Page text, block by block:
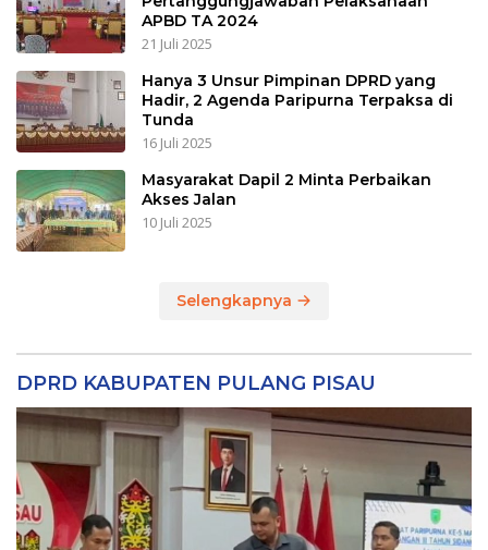
APBD TA 2024
21 Juli 2025
Hanya 3 Unsur Pimpinan DPRD yang
Hadir, 2 Agenda Paripurna Terpaksa di
Tunda
16 Juli 2025
Masyarakat Dapil 2 Minta Perbaikan
Akses Jalan
10 Juli 2025
Selengkapnya
DPRD KABUPATEN PULANG PISAU